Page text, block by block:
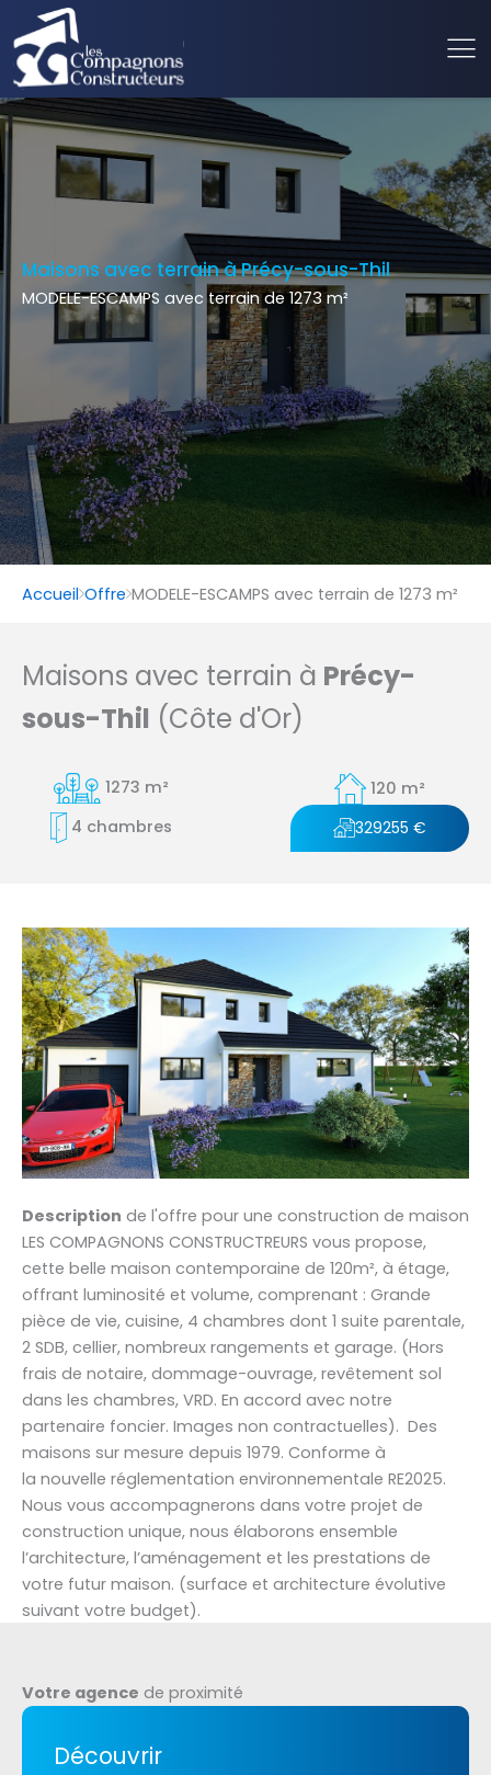
Maisons avec terrain à Précy-sous-Thil
MODELE-ESCAMPS avec terrain de 1273 m²
Accueil Offre MODELE-ESCAMPS avec terrain de 1273 m²
Maisons avec terrain à Précy-
sous-Thil (Côte d'Or)
1273 m²
120 m²
4 chambres
329255 €
Description de l'offre pour une construction de maison
LES COMPAGNONS CONSTRUCTREURS vous propose,
cette belle maison contemporaine de 120m², à étage,
offrant luminosité et volume, comprenant : Grande
pièce de vie, cuisine, 4 chambres dont 1 suite parentale,
2 SDB, cellier, nombreux rangements et garage. (Hors
frais de notaire, dommage-ouvrage, revêtement sol
dans les chambres, VRD. En accord avec notre
partenaire foncier. Images non contractuelles). Des
maisons sur mesure depuis 1979. Conforme à
la nouvelle réglementation environnementale RE2025.
Nous vous accompagnerons dans votre projet de
construction unique, nous élaborons ensemble
l’architecture, l’aménagement et les prestations de
votre futur maison. (surface et architecture évolutive
suivant votre budget).
Votre agence de proximité
Découvrir